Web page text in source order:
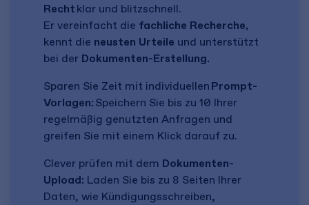
Recht klar und blitzschnell.
Er vereinfacht die fachliche Recherche,
kennt die neusten Urteile und unterstützt
bei der Dokumenten-Erstellung.
Sparen Sie Zeit mit individuellen Prompt-
Vorlagen: Speichern Sie bis zu 10 Ihrer
regelmäßig genutzten Anfragen und
greifen Sie mit einem Klick darauf zu.
Clever prüfen mit dem Dokumenten-
Upload: Laden Sie bis zu 8 Seiten Ihrer
Daten, wie Kündigungsschreiben,